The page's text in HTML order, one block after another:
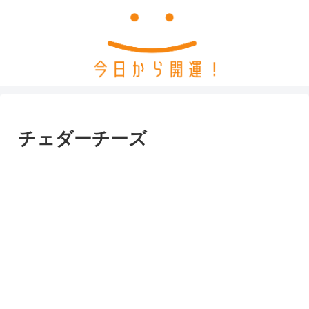
チェダーチーズ